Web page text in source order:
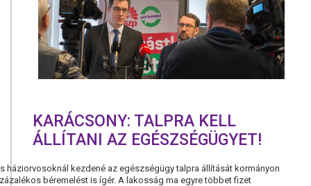
KARÁCSONY: TALPRA KELL
ÁLLÍTANI AZ EGÉSZSÉGÜGYET!
háziorvosoknál kezdené az egészségügy talpra állítását kormányon
béremelést is ígér. A lakosság ma egyre többet fizet